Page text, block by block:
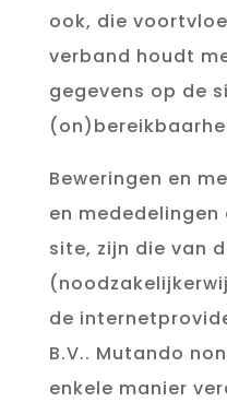
ook, die
verband houdt
gegevens op de
Beweringen en
en mededelingen
site, zijn die van
de
B.V.. Mutando
enkele manier